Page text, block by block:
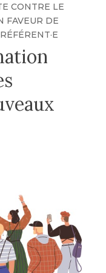
CONTRE LE
FAVEUR DE